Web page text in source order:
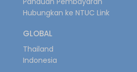
Hubungkan ke NTUC Link
GLOBAL
Thailand
Indonesia